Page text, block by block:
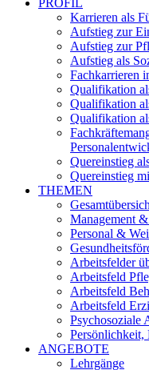
PROFIL
Karrieren als
Aufstieg zur
Aufstieg zur
Aufstieg als
Fachkarrieren
Qualifikation
Qualifikation
Qualifikation
Quereinstieg
Quereinstieg
THEMEN
Management
Personal &
Arbeitsfelder
Arbeitsfeld
Arbeitsfeld
Arbeitsfeld
Psychosoziale
Persönlichkeit,
ANGEBOTE
Lehrgänge